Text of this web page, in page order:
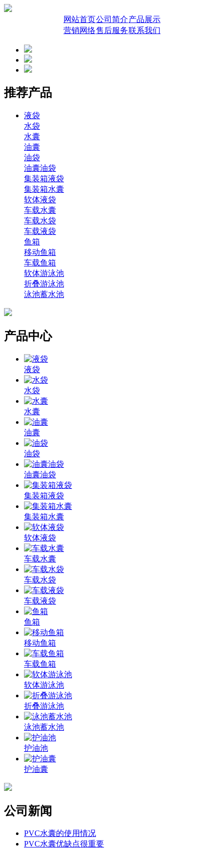
网站首页公司简介产品展示
营销网络售后服务联系我们
推荐产品
液袋
水袋
水囊
油囊
油袋
油囊油袋
集装箱液袋
集装箱水囊
软体液袋
车载水囊
车载水袋
车载液袋
鱼箱
移动鱼箱
车载鱼箱
软体游泳池
折叠游泳池
泳池蓄水池
产品中心
液袋
水袋
水囊
油囊
油袋
油囊油袋
集装箱液袋
集装箱水囊
软体液袋
车载水囊
车载水袋
车载液袋
鱼箱
移动鱼箱
车载鱼箱
软体游泳池
折叠游泳池
泳池蓄水池
护油池
护油囊
公司新闻
PVC水囊的使用情况
PVC水囊优缺点很重要